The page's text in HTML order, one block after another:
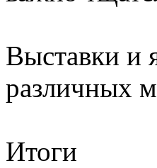
Выставки и
различных
Итоги